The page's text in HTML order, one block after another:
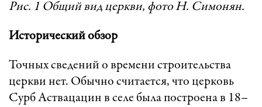
Рис. 1 Общий вид церкви, фото Н. Симонян.
Исторический обзор
Точных сведений о времени строительства
церкви нет. Обычно считается, что церковь
Сурб Аствацацин в селе была построена в 18–